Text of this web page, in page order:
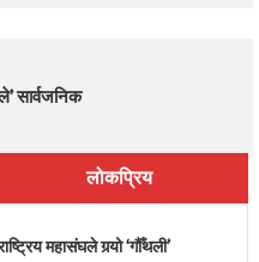
सार्वजनिक
लोकप्रिय
महासंघले गर्‍यो ‘गौँथली’